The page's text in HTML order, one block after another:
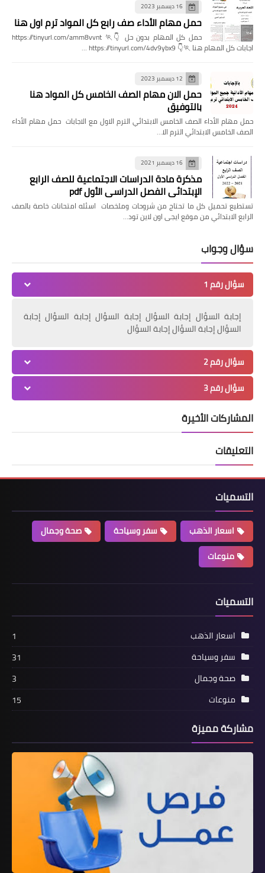
16 ديسمبر 2023
حمل مهام الأداء صف رابع كل المواد ترم اول هنا
حمل كل المهام بدون حل 👇🏃 https://tinyurl.com/amm8vvnt
اجابات كل المهام هنا 🏃👇 https://tinyurl.com/4dv9ybx9 …
12 ديسمبر 2023
حمل الان مهام الصف الخامس كل المواد هنا
بالتوفيق
حمل مهام الأداء الصف الخامس الابتدائي الترم الاول مع الاجابات حمل مهام الأداء
الصف الخامس الابتدائي الترم الا…
16 ديسمبر 2021
مذكرة مادة الدراسات الاجتماعية للصف الرابع
الإبتدائي الفصل الدراسي الأول pdf
تستطيع تحميل كل ما تحتاج من شروحات وملخصات اسئله امتحانات خاصة بالصف
الرابع الابتدائي من موقع ايجى اون لاين تود…
سؤال وجواب
سؤال رقم 1
إجابة السؤال إجابة السؤال إجابة السؤال إجابة السؤال إجابة
السؤال إجابة السؤال إجابة السؤال
سؤال رقم 2
سؤال رقم 3
المشاركات الأخيرة
التعليقات
التسميات
اسعار الذهب سفر وسياحة
صحة وجمال
منوعات
التسميات
اسعار الذهب
1
سفر وسياحة
31
صحة وجمال
3
منوعات
15
مشاركة مميزة